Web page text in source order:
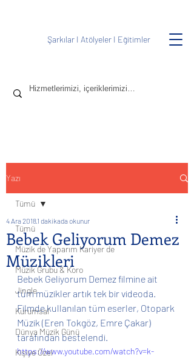
Şarkılar I Atölyeler I Eğitimler
Yazı
Tümü
Müzik de Yaparım Kariyer de
Müzik Grubu & Koro
Jingle
Kurumsal
Dünya Müzik Günü
Kişiye Özel
Tümü
Bebek Geliyorum Demez
Müzikleri
4 Ara 20181 dakikada okunur
Bebek Geliyorum Demez filmine ait
tüm müzikler artık tek bir videoda.
Filmde kullanılan tüm eserler, Otopark
Müzik (Eren Tokgöz, Emre Çakar)
tarafından bestelendi.
https://www.youtube.com/watch?v=k-